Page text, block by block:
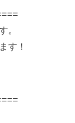
。
す！